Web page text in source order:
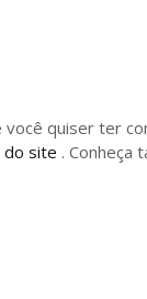
você quiser ter
do site . Conheça